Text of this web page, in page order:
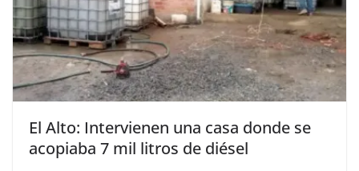
El Alto: Intervienen una casa donde se
acopiaba 7 mil litros de diésel